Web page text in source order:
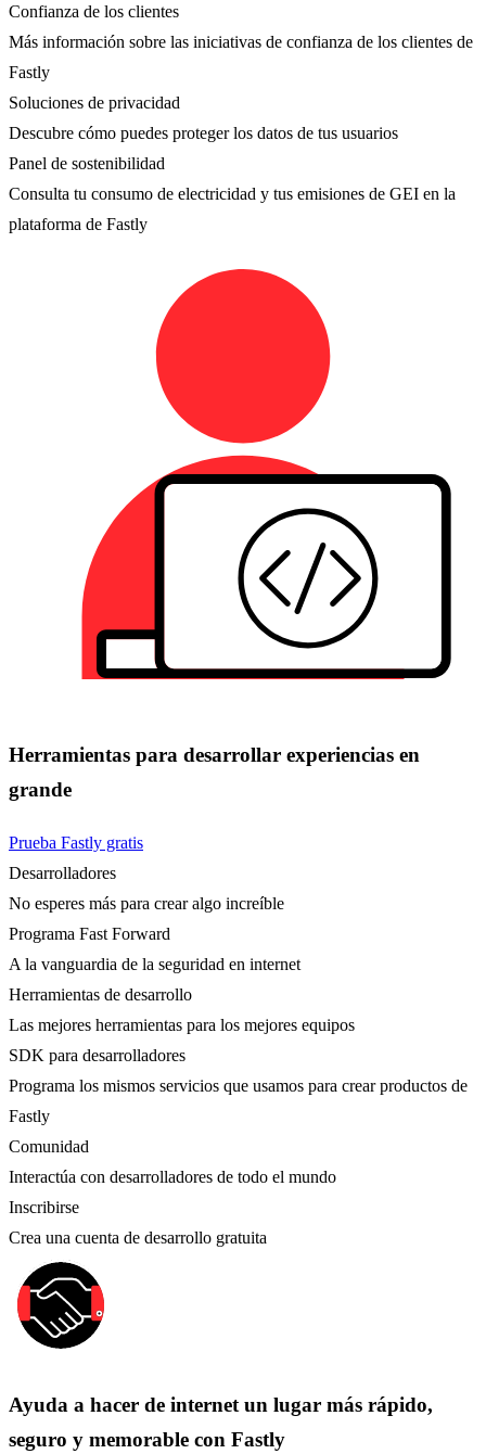
Confianza de los clientes
Más información sobre las iniciativas de confianza de los clientes de
Fastly
Soluciones de privacidad
Descubre cómo puedes proteger los datos de tus usuarios
Panel de sostenibilidad
Consulta tu consumo de electricidad y tus emisiones de GEI en la
plataforma de Fastly
Herramientas para desarrollar experiencias en
grande
Prueba Fastly gratis
Desarrolladores
No esperes más para crear algo increíble
Programa Fast Forward
A la vanguardia de la seguridad en internet
Herramientas de desarrollo
Las mejores herramientas para los mejores equipos
SDK para desarrolladores
Programa los mismos servicios que usamos para crear productos de
Fastly
Comunidad
Interactúa con desarrolladores de todo el mundo
Inscribirse
Crea una cuenta de desarrollo gratuita
Ayuda a hacer de internet un lugar más rápido,
seguro y memorable con Fastly